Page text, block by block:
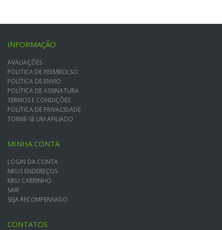
INFORMAÇÃO
AVALIAÇÕES
POLITICA DE REEMBOLSO
POLÍTICA DE ENVIO
POLÍTICA DE ASSINATURA
TERMOS E CONDIÇÕES
POLÍTICA DE PRIVACIDADE
TORNE-SE UM AFILIADO
MINHA CONTA
LOGIN DA CONTA
MEUS ENDEREÇOS
MEU CARRINHO
SAIR
SEJA RECOMPENSADO
CONTATOS